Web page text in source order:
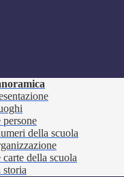
persone
della scuola
carte della scuola
storia